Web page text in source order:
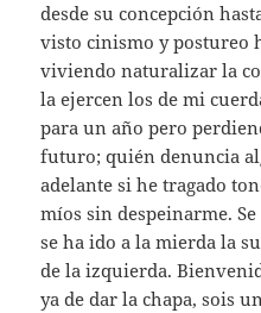
desde su concepción
visto cinismo y postureo
viviendo naturalizar la
la ejercen los de mi
para un año pero
futuro; quién denuncia
adelante si he tragado
míos sin despeinarme.
se ha ido a la mierda la
de la izquierda.
ya de dar la chapa, sois